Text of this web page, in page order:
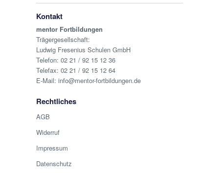
Kontakt
mentor Fortbildungen
Trägergesellschaft:
Ludwig Fresenius Schulen GmbH
Telefon: 02 21 / 92 15 12 36
Telefax: 02 21 / 92 15 12 64
E-Mail: info@mentor-fortbildungen.de
Rechtliches
AGB
Widerruf
Impressum
Datenschutz